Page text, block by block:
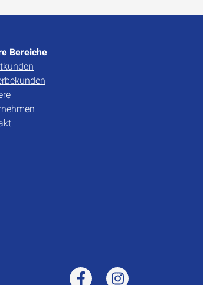
Bereiche